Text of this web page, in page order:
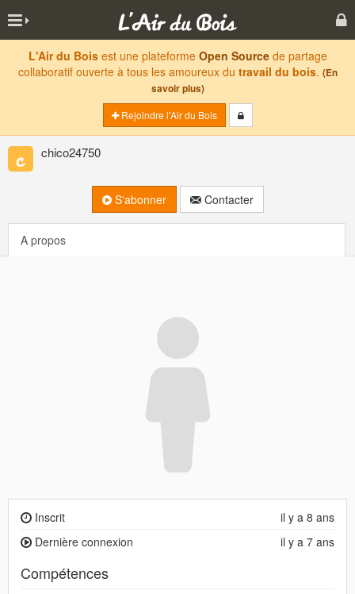
L'Air du Boisest une plateforme Open Sourcede partage
collaboratif ouverte à tous les amoureux du travail du bois. (En
savoir plus)
Rejoindre l'Air du Bois
chico24750
S'abonner Contacter
A propos
il y a 8 ans
Inscrit
il y a 7 ans
Dernière connexion
Compétences